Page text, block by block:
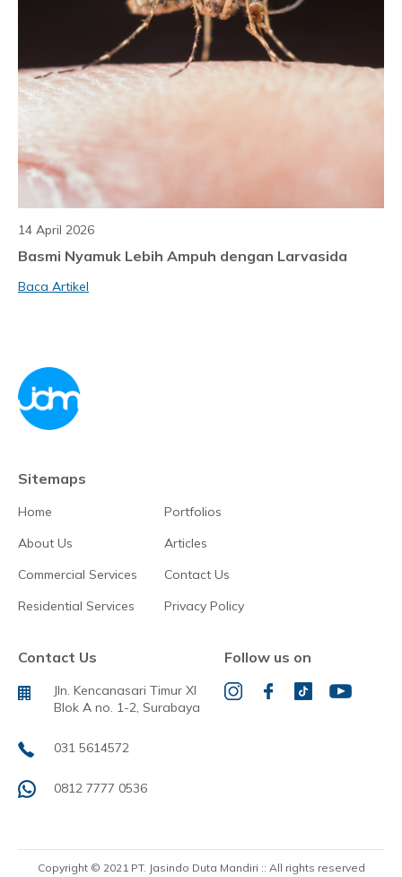
14 April 2026
Basmi Nyamuk Lebih Ampuh dengan Larvasida
Baca Artikel
Sitemaps
Home
About Us
Commercial Services
Residential Services
Portfolios
Articles
Contact Us
Privacy Policy
Contact Us
Jln. Kencanasari Timur XI
Blok A no. 1-2, Surabaya
031 5614572
0812 7777 0536
Follow us on
Copyright © 2021 PT. Jasindo Duta Mandiri :: All rights reserved